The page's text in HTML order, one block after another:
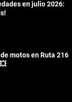
en julio 2026:
motos en Ruta 216